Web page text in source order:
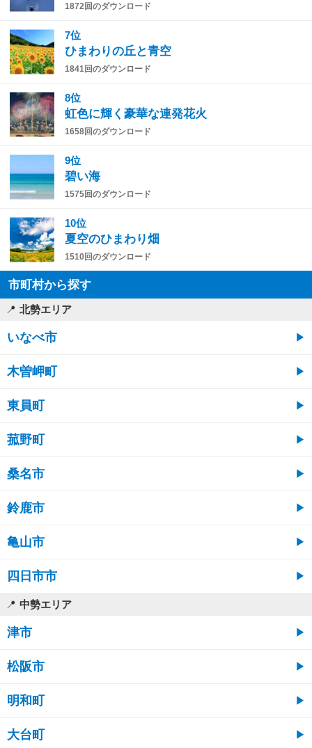
1872回のダウンロード
7位
ひまわりの丘と青空
1841回のダウンロード
8位
虹色に輝く豪華な連発花火
1658回のダウンロード
9位
碧い海
1575回のダウンロード
10位
夏空のひまわり畑
1510回のダウンロード
市町村から探す
北勢エリア
いなべ市
木曽岬町
東員町
菰野町
桑名市
鈴鹿市
亀山市
四日市市
中勢エリア
津市
松阪市
明和町
大台町